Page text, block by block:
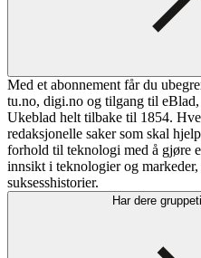
Med et abonnement får du
tu.no, digi.no og tilgang til
Ukeblad helt tilbake til 1854.
redaksjonelle saker som skal
forhold til teknologi med å gjøre
innsikt i teknologier og
suksesshistorier.
Har dere